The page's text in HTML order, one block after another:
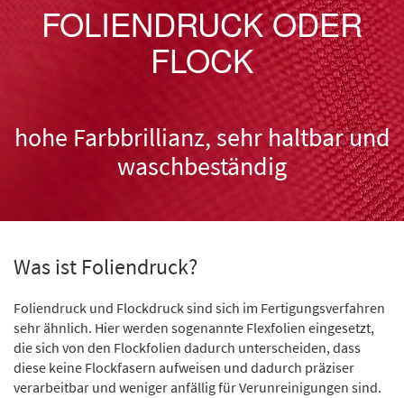
FOLIENDRUCK ODER
FLOCK
hohe Farbbrillianz, sehr haltbar und
waschbeständig
Was ist Foliendruck?
Foliendruck und Flockdruck sind sich im Fertigungsverfahren
sehr ähnlich. Hier werden sogenannte Flexfolien eingesetzt,
die sich von den Flockfolien dadurch unterscheiden, dass
diese keine Flockfasern aufweisen und dadurch präziser
verarbeitbar und weniger anfällig für Verunreinigungen sind.